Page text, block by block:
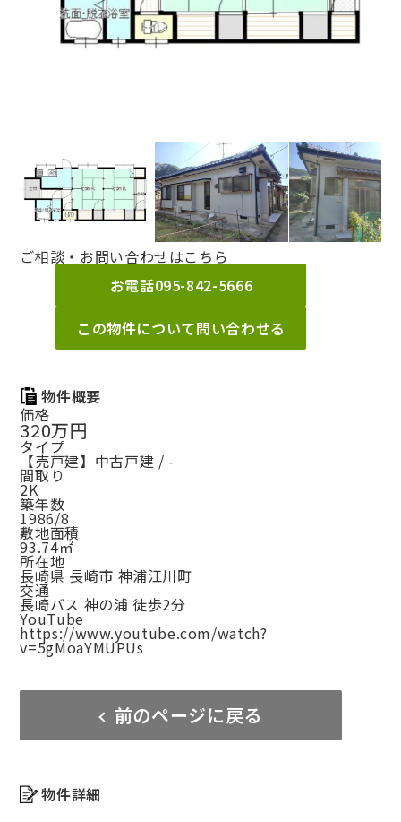
ご相談・お問い合わせはこちら
お電話095-842-5666
この物件について問い合わせる
物件概要
価格
320万円
タイプ
【売戸建】中古戸建 / -
間取り
2K
築年数
1986/8
敷地面積
93.74㎡
所在地
長崎県 長崎市 神浦江川町
交通
長崎バス 神の浦 徒歩2分
YouTube
https://www.youtube.com/watch?
v=5gMoaYMUPUs
前のページに戻る
物件詳細